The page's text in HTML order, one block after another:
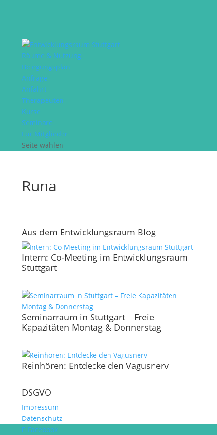
Räume & Nutzung
Belegungsplan
Anfrage
Anfahrt
Therapeuten
Kurse
Seminare
Für Mitglieder
Seite wählen
Runa
Aus dem Entwicklungsraum Blog
Intern: Co-Meeting im Entwicklungsraum
Stuttgart
Seminarraum in Stuttgart – Freie
Kapazitäten Montag & Donnerstag
Reinhören: Entdecke den Vagusnerv
DSGVO
Impressum
Datenschutz
Facebook